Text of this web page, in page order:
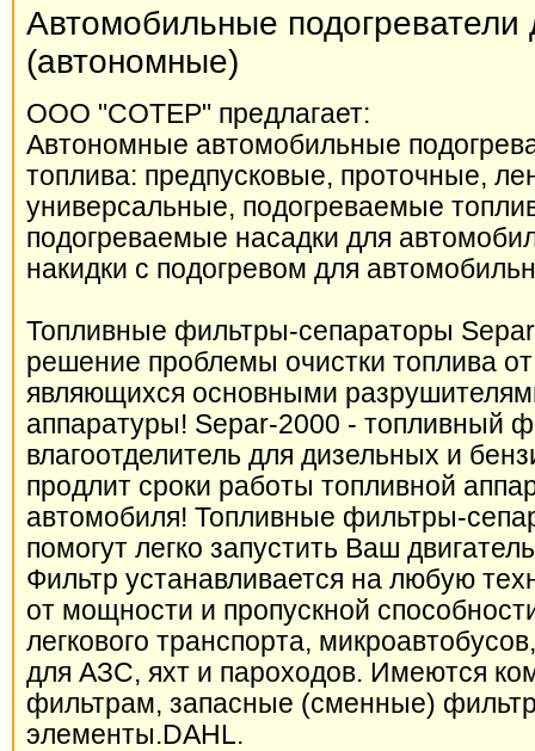
Автомобильные подогреватели
(автономные)
ООО "СОТЕР" предлагает:
Автономные автомобильные
топлива: предпусковые, проточные,
универсальные, подогреваемые
подогреваемые насадки для
накидки с подогревом для
Топливные фильтры-сепараторы
решение проблемы очистки топлива
являющихся основными
аппаратуры! Separ-2000 - топливный
влагоотделитель для дизельных и
продлит сроки работы топливной
автомобиля! Топливные фильтры-
помогут легко запустить Ваш
Фильтр устанавливается на любую
от мощности и пропускной
легкового транспорта,
для АЗС, яхт и пароходов. Имеются
фильтрам, запасные (сменные)
элементы.DAHL.